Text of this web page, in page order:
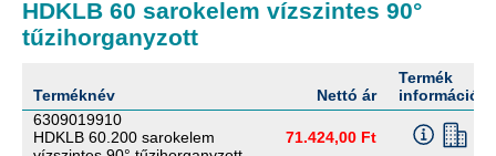
HDKLB 60 sarokelem vízszintes 90°
tűzihorganyzott
Terméknév Nettó ár
Termék
információ
6309019910
HDKLB 60.200 sarokelem
71.424,00 Ft